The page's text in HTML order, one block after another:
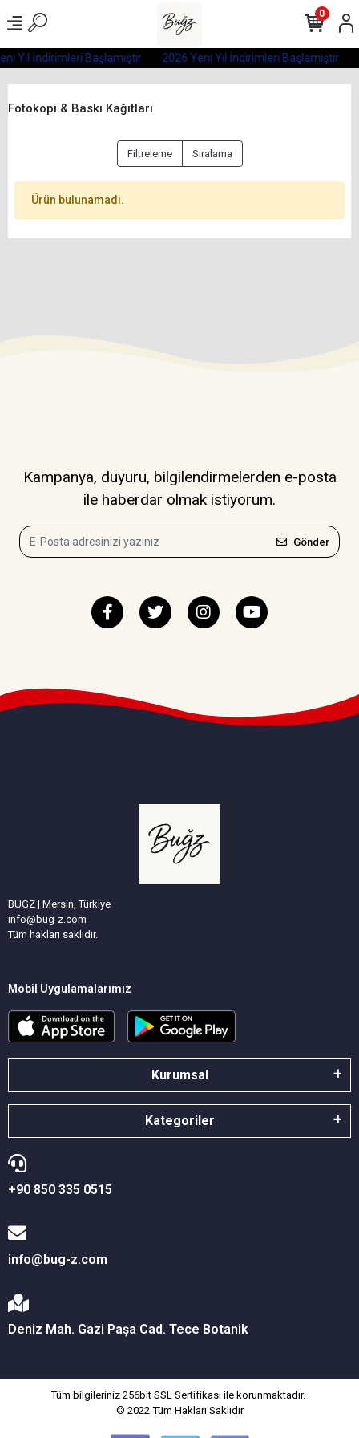
Yıl İndirimleri Başlamıştır 2026 Yeni Yıl İndirimleri Başlamıştır
0
Fotokopi & Baskı Kağıtları
Filtreleme Sıralama
Ürün bulunamadı.
Kampanya, duyuru, bilgilendirmelerden e-posta
ile haberdar olmak istiyorum.
Gönder
BUGZ | Mersin, Türkiye
info@bug-z.com
Tüm hakları saklıdır.
Mobil Uygulamalarımız
Kurumsal
Kategoriler
+90 850 335 0515
info@bug-z.com
Deniz Mah. Gazi Paşa Cad. Tece Botanik
Tüm bilgileriniz 256bit SSL Sertifikası ile korunmaktadır.
© 2022 Tüm Hakları Saklıdır